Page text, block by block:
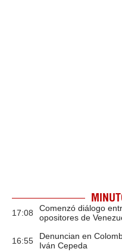
17:08
Comenzó diálogo
opositores de
16:55
Denuncian en
Iván Cepeda